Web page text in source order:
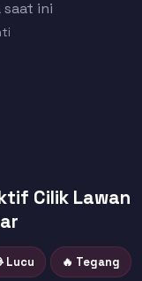
ini
Cilik Lawan
Lucu 🔥 Tegang